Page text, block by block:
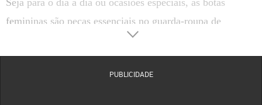
Seja para o dia a dia ou ocasiões especiais, as botas
femininas são peças essenciais no guarda-roupa de
Tipos de Botas Femininas
Descubra diferentes tipos de botas femininas que podem
PUBLICIDADE